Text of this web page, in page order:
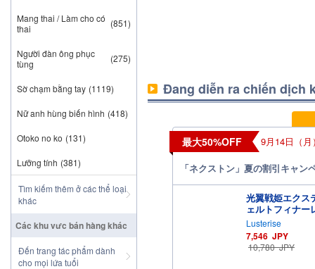
Đang diễn ra chiến dịch
最大50%OFF
9月14日（
「ネクストン」夏の割引キャン
光翼戦姫エクス
ェルトフィナー
Lusterise
7,546 JPY
10,780JPY
Mang thai / Làm cho có
thai
(851)
Người đàn ông phục
tùng
(275)
Sờ chạm bằng tay (1119)
Nữ anh hùng biến hình (418)
Otoko no ko (131)
Lưỡng tính (381)
Tìm kiếm thêm ở các thể loại
khác
Các khu vưc bán hàng khác
Đến trang tác phẩm dành
cho mọi lứa tuổi